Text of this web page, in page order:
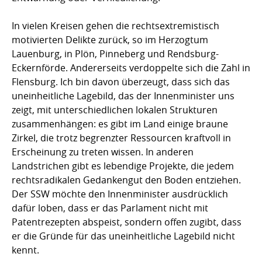
In vielen Kreisen gehen die rechtsextremistisch
motivierten Delikte zurück, so im Herzogtum
Lauenburg, in Plön, Pinneberg und Rendsburg-
Eckernförde. Andererseits verdoppelte sich die Zahl in
Flensburg. Ich bin davon überzeugt, dass sich das
uneinheitliche Lagebild, das der Innenminister uns
zeigt, mit unterschiedlichen lokalen Strukturen
zusammenhängen: es gibt im Land einige braune
Zirkel, die trotz begrenzter Ressourcen kraftvoll in
Erscheinung zu treten wissen. In anderen
Landstrichen gibt es lebendige Projekte, die jedem
rechtsradikalen Gedankengut den Boden entziehen.
Der SSW möchte den Innenminister ausdrücklich
dafür loben, dass er das Parlament nicht mit
Patentrezepten abspeist, sondern offen zugibt, dass
er die Gründe für das uneinheitliche Lagebild nicht
kennt.